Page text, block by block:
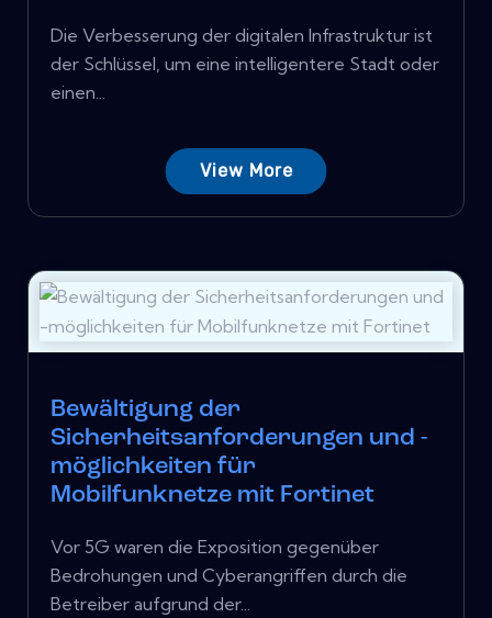
Die Verbesserung der digitalen Infrastruktur ist
der Schlüssel, um eine intelligentere Stadt oder
einen...
View More
Bewältigung der
Sicherheitsanforderungen und -
möglichkeiten für
Mobilfunknetze mit Fortinet
Vor 5G waren die Exposition gegenüber
Bedrohungen und Cyberangriffen durch die
Betreiber aufgrund der...